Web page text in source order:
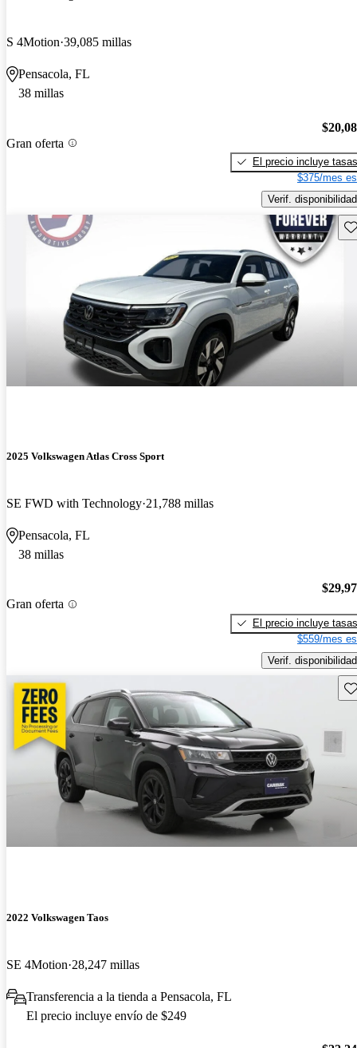
S 4Motion 39,085 millas
Pensacola, FL
38 millas
Gran oferta
El precio incluye tasas
$375/mes
Verif. disponibilidad
2025 Volkswagen Atlas Cross Sport
SE FWD with Technology 21,788 millas
Pensacola, FL
38 millas
Gran oferta
El precio incluye tasas
$559/mes
Verif. disponibilidad
2022 Volkswagen Taos
SE 4Motion 28,247 millas
Transferencia a la tienda a Pensacola, FL
El precio incluye envío de $249